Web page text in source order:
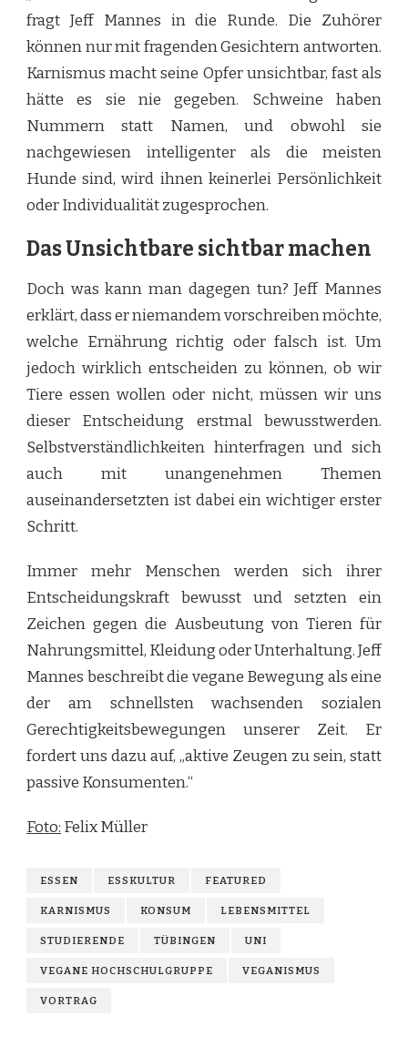
fragt Jeff Mannes in die Runde. Die Zuhörer
können nur mit fragenden Gesichtern antworten.
Karnismus macht seine Opfer unsichtbar, fast als
hätte es sie nie gegeben. Schweine haben
Nummern statt Namen, und obwohl sie
nachgewiesen intelligenter als die meisten
Hunde sind, wird ihnen keinerlei Persönlichkeit
oder Individualität zugesprochen.
Das Unsichtbare sichtbar machen
Doch was kann man dagegen tun? Jeff Mannes
erklärt, dass er niemandem vorschreiben möchte,
welche Ernährung richtig oder falsch ist. Um
jedoch wirklich entscheiden zu können, ob wir
Tiere essen wollen oder nicht, müssen wir uns
dieser Entscheidung erstmal bewusstwerden.
Selbstverständlichkeiten hinterfragen und sich
auch mit unangenehmen Themen
auseinandersetzten ist dabei ein wichtiger erster
Schritt.
Immer mehr Menschen werden sich ihrer
Entscheidungskraft bewusst und setzten ein
Zeichen gegen die Ausbeutung von Tieren für
Nahrungsmittel, Kleidung oder Unterhaltung. Jeff
Mannes beschreibt die vegane Bewegung als eine
der am schnellsten wachsenden sozialen
Gerechtigkeitsbewegungen unserer Zeit. Er
fordert uns dazu auf, „aktive Zeugen zu sein, statt
passive Konsumenten.“
Foto: Felix Müller
ESSEN ESSKULTUR FEATURED
KARNISMUS KONSUM LEBENSMITTEL
STUDIERENDE TÜBINGEN UNI
VEGANE HOCHSCHULGRUPPE VEGANISMUS
VORTRAG